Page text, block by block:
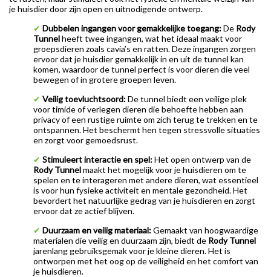
je huisdier door zijn open en uitnodigende ontwerp.
✔ Dubbelen ingangen voor gemakkelijke toegang:De Rody
Tunnelheeft twee ingangen, wat het ideaal maakt voor
groepsdieren zoals cavia’s en ratten. Deze ingangen zorgen
ervoor dat je huisdier gemakkelijk in en uit de tunnel kan
komen, waardoor de tunnel perfect is voor dieren die veel
bewegen of in grotere groepen leven.
✔ Veilig toevluchtsoord:De tunnel biedt een veilige plek
voor timide of verlegen dieren die behoefte hebben aan
privacy of een rustige ruimte om zich terug te trekken en te
ontspannen. Het beschermt hen tegen stressvolle situaties
en zorgt voor gemoedsrust.
✔ Stimuleert interactie en spel:Het open ontwerp van de
Rody Tunnelmaakt het mogelijk voor je huisdieren om te
spelen en te interageren met andere dieren, wat essentieel
is voor hun fysieke activiteit en mentale gezondheid. Het
bevordert het natuurlijke gedrag van je huisdieren en zorgt
ervoor dat ze actief blijven.
✔ Duurzaam en veilig materiaal:Gemaakt van hoogwaardige
materialen die veilig en duurzaam zijn, biedt de Rody Tunnel
jarenlang gebruiksgemak voor je kleine dieren. Het is
ontworpen met het oog op de veiligheid en het comfort van
je huisdieren.